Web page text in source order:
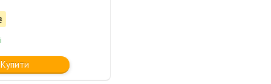
Купити